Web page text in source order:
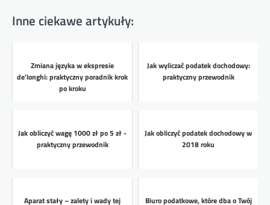
Inne ciekawe artykuły:
Zmiana języka w ekspresie
de'longhi: praktyczny poradnik krok
po kroku
Jak wyliczać podatek dochodowy:
praktyczny przewodnik
Jak obliczyć wagę 1000 zł po 5 zł -
praktyczny przewodnik
Jak obliczyć podatek dochodowy w
2018 roku
Aparat stały – zalety i wady tej
Biuro podatkowe, które dba o Twój